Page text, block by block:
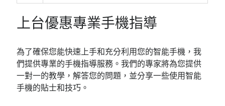
上台優惠專業手機指導
為了確保您能快速上手和充分利用您的智能手機，我
們提供專業的手機指導服務。我們的專家將為您提供
一對一的教學，解答您的問題，並分享一些使用智能
手機的貼士和技巧。